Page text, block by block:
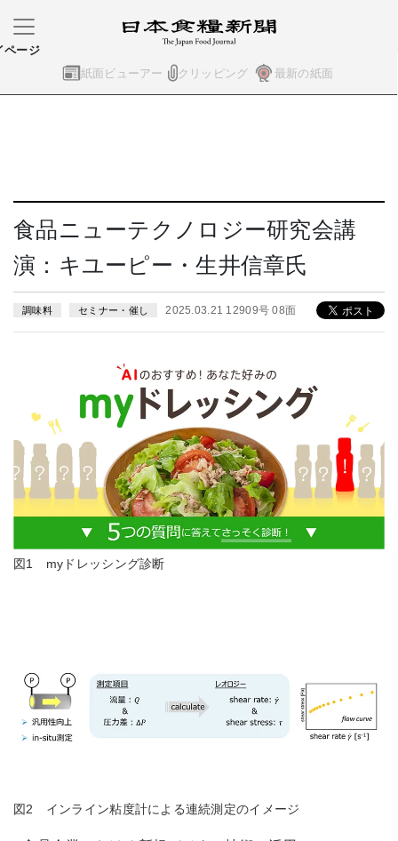
紙面ビューアー クリッピング 最新の紙面
ページ
食品ニューテクノロジー研究会講
演：キユーピー・生井信章氏
調味料 セミナー・催し 2025.03.21 12909号 08面
図1 myドレッシング診断
図2 インライン粘度計による連続測定のイメージ